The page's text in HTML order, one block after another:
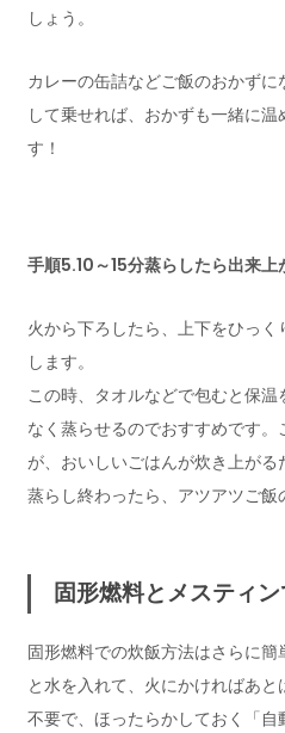
しょう。
カレーの缶詰などご飯のおかず
して乗せれば、おかずも一緒に
す！
手順5.10～15分蒸らしたら出来上
火から下ろしたら、上下をひっく
します。
この時、タオルなどで包むと保温
なく蒸らせるのでおすすめです
が、おいしいごはんが炊き上がる
蒸らし終わったら、アツアツご飯
固形燃料とメスティ
固形燃料での炊飯方法はさらに
と水を入れて、火にかければあ
不要で、ほったらかしておく「